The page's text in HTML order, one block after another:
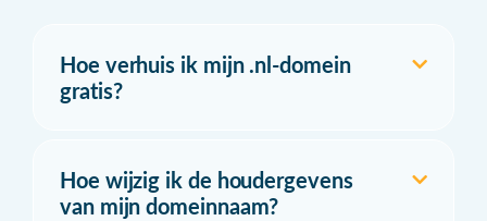
Hoe verhuis ik mijn .nl-domein
gratis?
Hoe wijzig ik de houdergevens
van mijn domeinnaam?